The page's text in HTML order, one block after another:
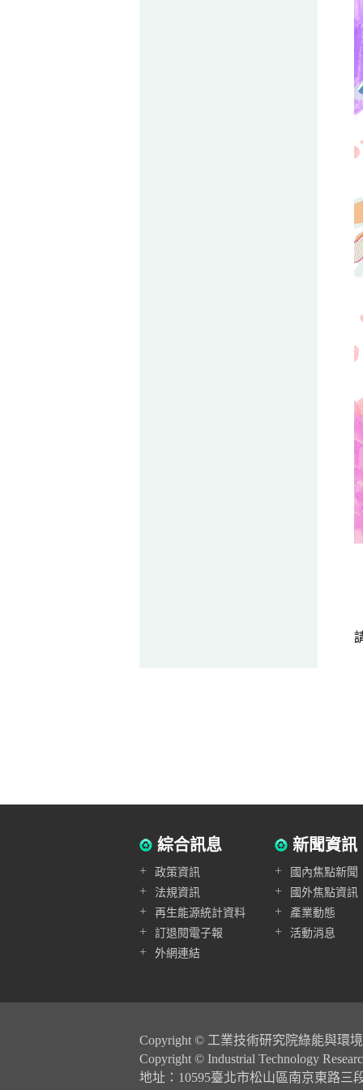
綜合訊息
+ 政策資訊
+ 法規資訊
+ 再生能源統計資料
+ 訂退閱電子報
+ 外網連結
新聞資訊
+ 國內焦點新聞
+ 國外焦點資訊
+ 產業動態
+ 活動消息
Copyright © 工業技術研究院綠能與環
Copyright © Industrial Technology
地址：10595臺北市松山區南京東路三